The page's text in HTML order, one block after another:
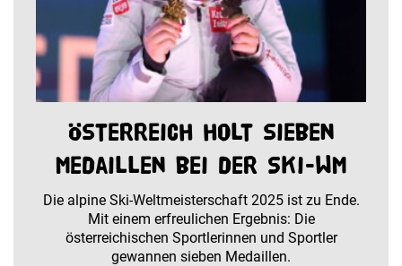
Österreich holt sieben
Medaillen bei der Ski-WM
Die alpine Ski-Weltmeisterschaft 2025 ist zu Ende.
Mit einem erfreulichen Ergebnis: Die
österreichischen Sportlerinnen und Sportler
gewannen sieben Medaillen.